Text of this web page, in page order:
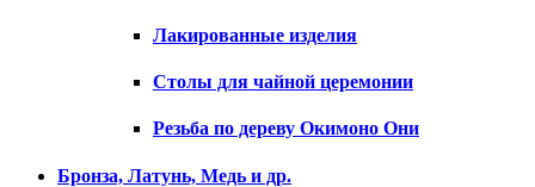
Лакированные изделия
Столы для чайной церемонии
Резьба по дереву Окимоно Они
Бронза, Латунь, Медь и др.